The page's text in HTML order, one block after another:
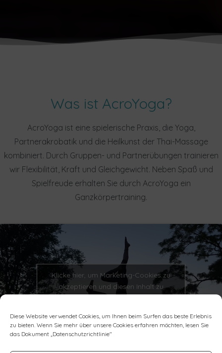
Diese Website verwendet Cookies, um Ihnen beim Surfen das beste Erlebnis
zu bieten. Wenn Sie mehr über unsere Cookies erfahren möchten, lesen Sie
das Dokument „Datenschutzrichtlinie"
Was ist AcroYoga?
AcroYoga ist eine spielerische Praxis, die Yoga,
Partnerakrobatik und die Heilkunst der Thai-Massage
kombiniert. Durch Gruppen- und Partnerübungen trainieren
wir Flexibilität, Kraft und Gleichgewicht. Neben Spaß und
Spielfreude erhalten Sie durch AcroYoga ein
Ganzkörpertraining.
Klicke hier, um Marketing-Cookies zu
akzeptieren und diesen Inhalt zu